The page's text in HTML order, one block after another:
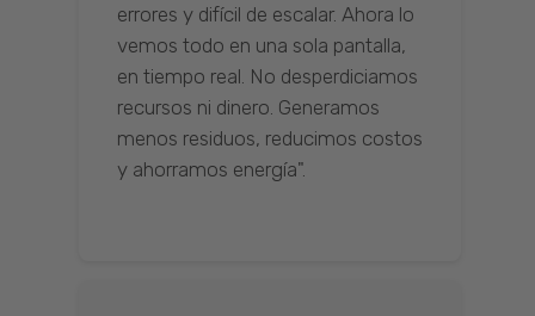
errores y difícil de escalar. Ahora lo
vemos todo en una sola pantalla,
en tiempo real. No desperdiciamos
recursos ni dinero. Generamos
menos residuos, reducimos costos
y ahorramos energía".